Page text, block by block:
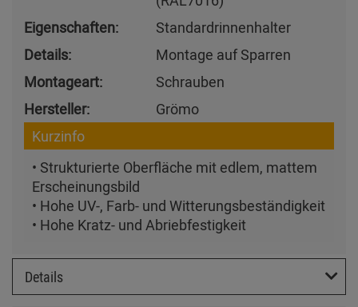
Eigenschaften:
Standardrinnenhalter
Details:
Montage auf Sparren
Montageart:
Schrauben
Hersteller:
Grömo
Kurzinfo
• Strukturierte Oberfläche mit edlem, mattem
Erscheinungsbild
• Hohe UV-, Farb- und Witterungsbeständigkeit
• Hohe Kratz- und Abriebfestigkeit
Details